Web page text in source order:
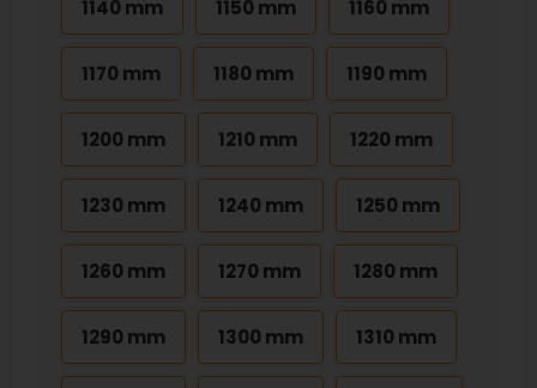
1140 mm 1150 mm 1160 mm
1170 mm 1180 mm 1190 mm
1200 mm 1210 mm 1220 mm
1230 mm 1240 mm 1250 mm
1260 mm 1270 mm 1280 mm
1290 mm 1300 mm 1310 mm